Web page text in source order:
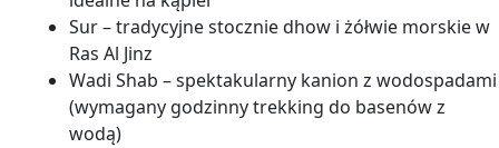
Sur – tradycyjne stocznie dhow i żółwie morskie w
Ras Al Jinz
Wadi Shab – spektakularny kanion z wodospadami
(wymagany godzinny trekking do basenów z
wodą)